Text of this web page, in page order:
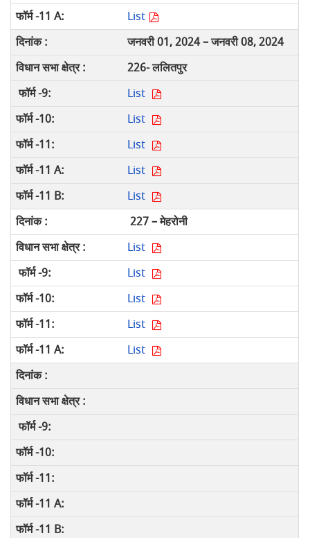
List
जनवरी 01, 2024 –जनवरी 08, 2024
226- ललितपुर
List
List
List
List
List
227 – मेहरोनी
List
List
List
List
List